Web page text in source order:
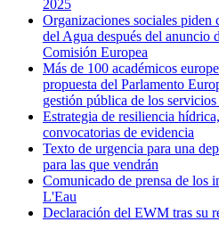
2025
Organizaciones sociales
del Agua después del anuncio
Comisión Europea
Más de 100 académicos
propuesta del Parlamento
gestión pública de los servicios
Estrategia de resiliencia
convocatorias de evidencia
Texto de urgencia para una
para las que vendrán
Comunicado de prensa de los
L'Eau
Declaración del EWM tras su